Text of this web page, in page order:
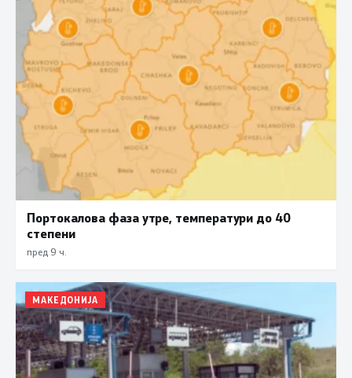
Портокалова фаза утре, температури до 40
степени
пред 9 ч.
МАКЕДОНИЈА